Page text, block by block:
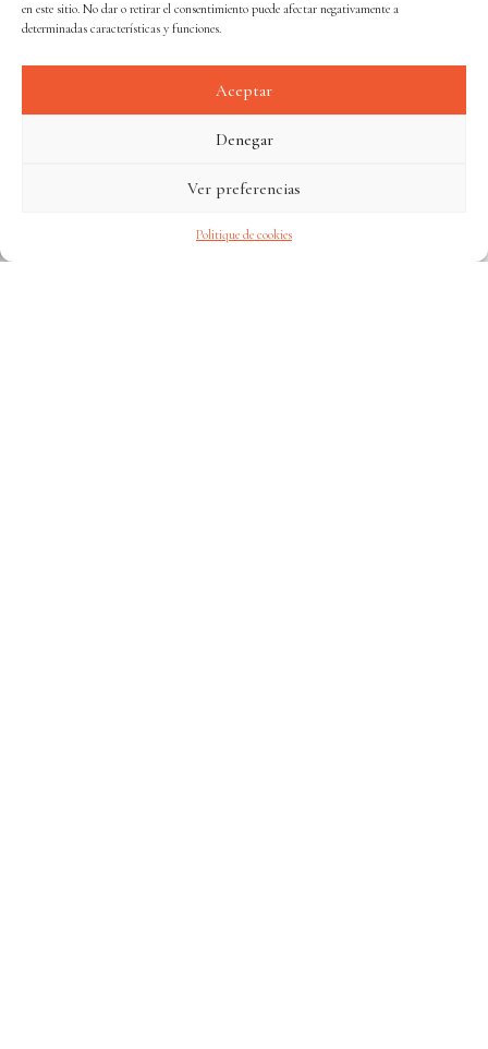
en este sitio. No dar o retirar el consentimiento puede afectar negativamente a
determinadas características y funciones.
Aceptar
Denegar
Ver preferencias
Politique de cookies
Champán Moët et Chandon
CONSULTAR LAS
DISPONIBILIDADES